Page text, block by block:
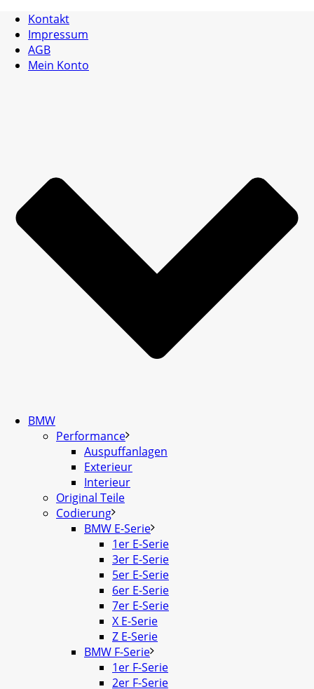
Kontakt
Impressum
AGB
Mein Konto
BMW
Performance
Auspuffanlagen
Exterieur
Interieur
Original Teile
Codierung
BMW E-Serie
1er E-Serie
3er E-Serie
5er E-Serie
6er E-Serie
7er E-Serie
X E-Serie
Z E-Serie
BMW F-Serie
1er F-Serie
2er F-Serie